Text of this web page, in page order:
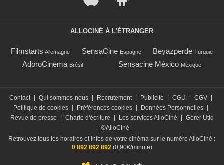
ALLOCINÉ À L'ÉTRANGER
Filmstarts Allemagne SensaCine Espagne Beyazperde Turquie
AdoroCinema Brésil Sensacine México Mexique
Contact Qui sommes-nous Recrutement Publicité CGU CGV
Politique de cookies
Préférences cookies Données Personnelles
Revue de presse
Charte d'écriture Les services AlloCiné
Gérer Utiq
©AlloCiné
Retrouvez tous les horaires et infos de votre cinéma sur le numéro AlloCiné :
0 892 892 892(0,90€/minute)